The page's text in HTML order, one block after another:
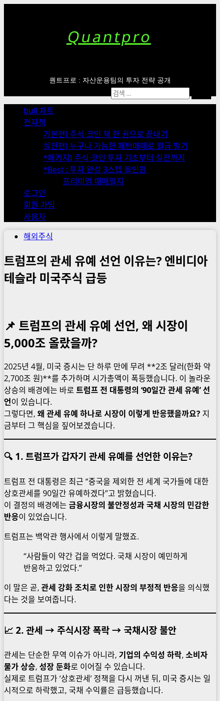
Quantpro
퀀트프로 : 자산운용팀의 투자 전략 공개
Menu
bull 차트
전자책
기본편) 주식·코인 책 한 권으로 끝내기
실전편) 누구나 가능한 패턴매매로 월급 벌기
*패키지) 주식·코인 투자 기초부터 실전까지
*Best : 투자 완성 3스텝 올인원
프리미엄 매매일지
로그인
회원 가입
사용자
검
색:
해외주식
트럼프의 관세 유예 선언 이유는? 엔비디아
테슬라 미국주식 급등
📌 트럼프의 관세 유예 선언, 왜 시장이
5,000조 올랐을까?
2025년 4월, 미국 증시는 단 하루 만에 무려 **2조 달러(한화 약
2,700조 원)**를 추가하며 시가총액이 폭등했습니다. 이 놀라운
상승의 배경에는 바로 트럼프 전 대통령의 ‘90일간 관세 유예’ 선
언이 있습니다.
그렇다면, 왜 관세 유예 하나로 시장이 이렇게 반응했을까요? 지
금부터 그 핵심을 짚어보겠습니다.
🔍 1. 트럼프가 갑자기 관세 유예를 선언한 이유는?
트럼프 전 대통령은 최근 “중국을 제외한 전 세계 국가들에 대한
상호관세를 90일간 유예하겠다”고 밝혔습니다.
이 결정의 배경에는 금융시장의 불안정성과 국채 시장의 민감한
반응이 있었습니다.
트럼프는 백악관 행사에서 이렇게 말했죠.
“사람들이 약간 겁을 먹었다. 국채 시장이 예민하게
반응하고 있었다.”
이 말은 곧, 관세 강화 조치로 인한 시장의 부정적 반응을 의식했
다는 것을 보여줍니다.
📈 2. 관세 → 주식시장 폭락 → 국채시장 불안
관세는 단순한 무역 이슈가 아니라, 기업의 수익성 하락, 소비자
물가 상승, 성장 둔화로 이어질 수 있습니다.
실제로 트럼프가 ‘상호관세’ 정책을 다시 꺼낸 뒤, 미국 증시는 일
시적으로 하락했고, 국채 수익률은 급등했습니다.